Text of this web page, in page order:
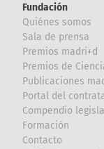
Fundación
Quiénes somos
Sala de prensa
Premios madri+d
Premios de
Publicaciones
Portal del
Compendio
Formación
Contacto